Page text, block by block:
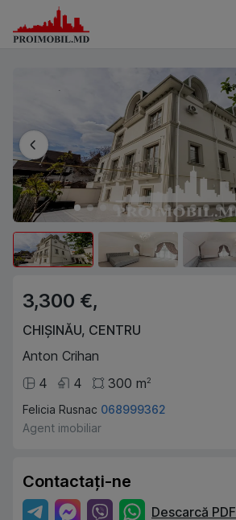
3,300 €,
CHIȘINĂU, CENTRU
Anton Crihan
4
4 300 m2
Felicia Rusnac 068999362
Agent imobiliar
Contactați-ne
Descarcă PDF